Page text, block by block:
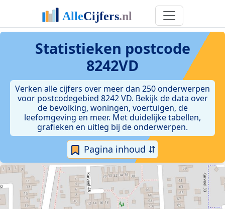
Statistieken postcode
8242VD
Verken alle cijfers over meer dan 250 onderwerpen
voor postcodegebied 8242 VD. Bekijk de data over
de bevolking, woningen, voertuigen, de
leefomgeving en meer. Met duidelijke tabellen,
grafieken en uitleg bij de onderwerpen.
Pagina inhoud ⇵